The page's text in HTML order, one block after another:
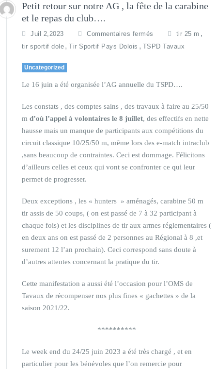
Petit retour sur notre AG , la fête de la carabine
et le repas du club….
Juil 2,2023 Commentaires fermés tir 25 m ,
tir sportif dole , Tir Sportif Pays Dolois , TSPD Tavaux
Uncategorized
Le 16 juin a été organisée l’AG annuelle du TSPD….
Les constats , des comptes sains , des travaux à faire au 25/50
m d’où l’appel à volontaires le 8 juillet, des effectifs en nette
hausse mais un manque de participants aux compétitions du
circuit classique 10/25/50 m, même lors des e-match intraclub
,sans beaucoup de contraintes. Ceci est dommage. Félicitons
d’ailleurs celles et ceux qui vont se confronter ce qui leur
permet de progresser.
Deux exceptions , les « hunters » aménagés, carabine 50 m
tir assis de 50 coups, ( on est passé de 7 à 32 participant à
chaque fois) et les disciplines de tir aux armes réglementaires (
en deux ans on est passé de 2 personnes au Régional à 8 ,et
surement 12 l’an prochain). Ceci correspond sans doute à
d’autres attentes concernant la pratique du tir.
Cette manifestation a aussi été l’occasion pour l’OMS de
Tavaux de récompenser nos plus fines « gachettes » de la
saison 2021/22.
**********
Le week end du 24/25 juin 2023 a été très chargé , et en
particulier pour les bénévoles que l’on remercie pour